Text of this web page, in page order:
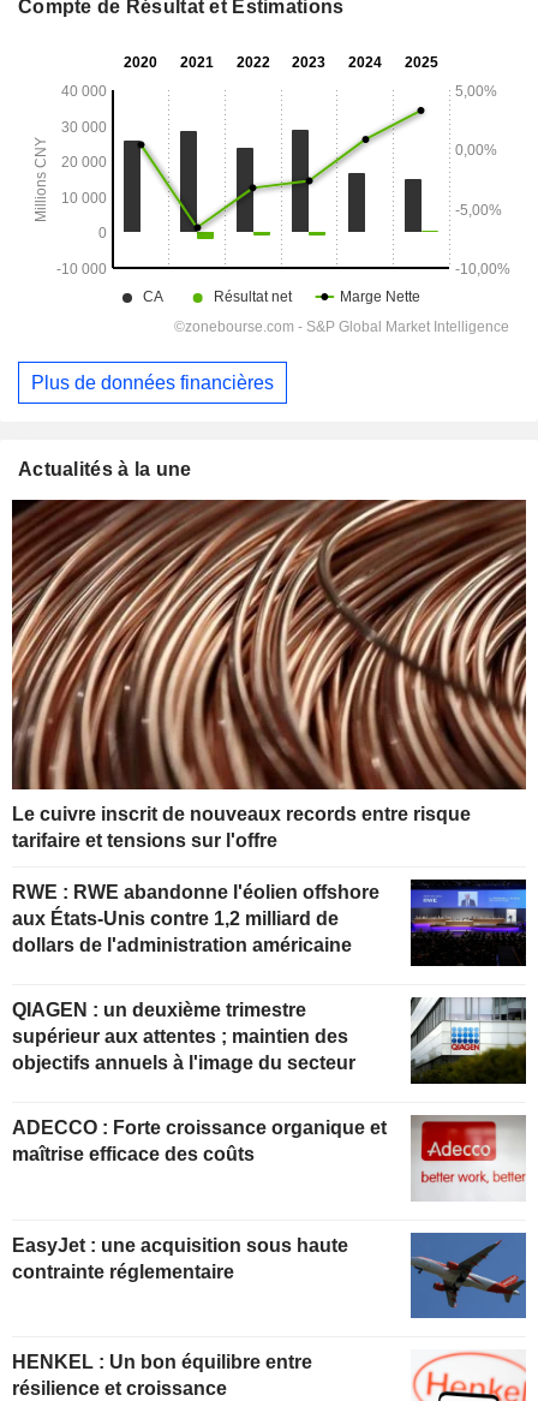
Compte de Résultat et Estimations
Plus de données financières
Actualités à la une
Le cuivre inscrit de nouveaux records entre risque
tarifaire et tensions sur l'offre
RWE : RWE abandonne l'éolien offshore
aux États-Unis contre 1,2 milliard de
dollars de l'administration américaine
QIAGEN : un deuxième trimestre
supérieur aux attentes ; maintien des
objectifs annuels à l'image du secteur
ADECCO : Forte croissance organique et
maîtrise efficace des coûts
EasyJet : une acquisition sous haute
contrainte réglementaire
HENKEL : Un bon équilibre entre
résilience et croissance